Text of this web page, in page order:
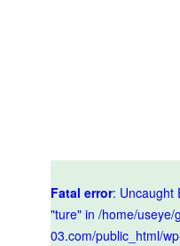
Fatal error: Uncaught
"ture" in /home/useye/
03.com/public_html/